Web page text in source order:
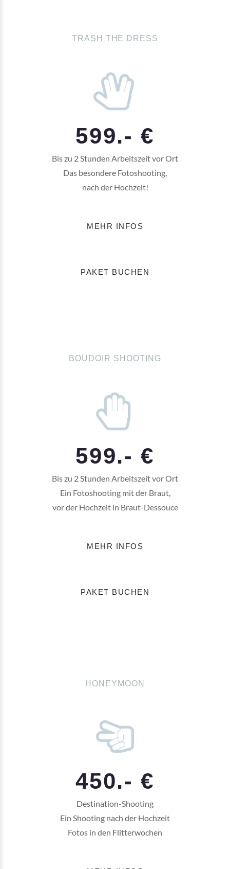
TRASH THE DRESS
599.- €
Bis zu 2 Stunden Arbeitszeit vor Ort
Das besondere Fotoshooting,
nach der Hochzeit!
MEHR INFOS
PAKET BUCHEN
BOUDOIR SHOOTING
599.- €
Bis zu 2 Stunden Arbeitszeit vor Ort
Ein Fotoshooting mit der Braut,
vor der Hochzeit in Braut-Dessouce
MEHR INFOS
PAKET BUCHEN
HONEYMOON
450.- €
Destination-Shooting
Ein Shooting nach der Hochzeit
Fotos in den Flitterwochen